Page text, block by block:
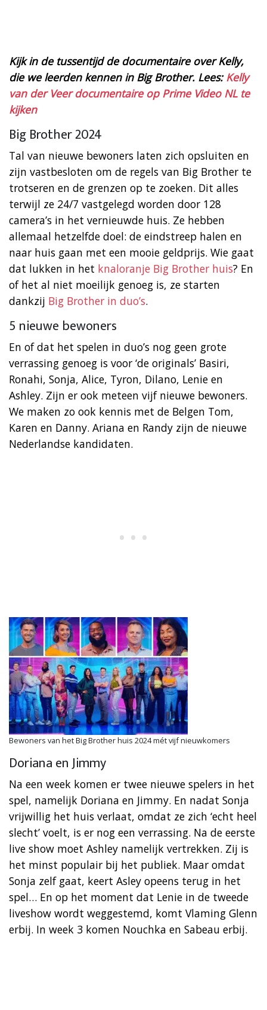
Kijk in de tussentijd de documentaire over Kelly,
die we leerden kennen in Big Brother. Lees: Kelly
van der Veer documentaire op Prime Video NL te
kijken
Big Brother 2024
Tal van nieuwe bewoners laten zich opsluiten en
zijn vastbesloten om de regels van Big Brother te
trotseren en de grenzen op te zoeken. Dit alles
terwijl ze 24/7 vastgelegd worden door 128
camera’s in het vernieuwde huis. Ze hebben
allemaal hetzelfde doel: de eindstreep halen en
naar huis gaan met een mooie geldprijs. Wie gaat
dat lukken in het knaloranje Big Brother huis? En
of het al niet moeilijk genoeg is, ze starten
dankzij Big Brother in duo’s.
5 nieuwe bewoners
En of dat het spelen in duo’s nog geen grote
verrassing genoeg is voor ‘de originals’ Basiri,
Ronahi, Sonja, Alice, Tyron, Dilano, Lenie en
Ashley. Zijn er ook meteen vijf nieuwe bewoners.
We maken zo ook kennis met de Belgen Tom,
Karen en Danny. Ariana en Randy zijn de nieuwe
Nederlandse kandidaten.
Bewoners van het Big Brother huis 2024 mét vijf nieuwkomers
Doriana en Jimmy
Na een week komen er twee nieuwe spelers in het
spel, namelijk Doriana en Jimmy. En nadat Sonja
vrijwillig het huis verlaat, omdat ze zich ‘echt heel
slecht’ voelt, is er nog een verrassing. Na de eerste
live show moet Ashley namelijk vertrekken. Zij is
het minst populair bij het publiek. Maar omdat
Sonja zelf gaat, keert Asley opeens terug in het
spel… En op het moment dat Lenie in de tweede
liveshow wordt weggestemd, komt Vlaming Glenn
erbij. In week 3 komen Nouchka en Sabeau erbij.